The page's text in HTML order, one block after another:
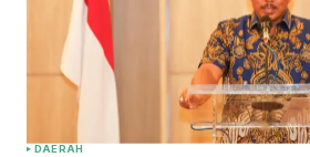
DAERAH